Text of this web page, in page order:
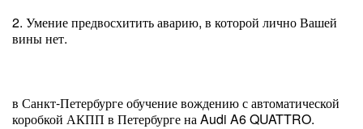
2. Умение предвосхитить аварию, в которой лично Вашей
вины нет.
в Санкт-Петербурге обучение вождению с автоматической
коробкой АКПП в Петербурге на Audi A6 QUATTRO.